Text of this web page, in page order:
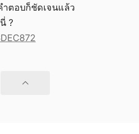
ำตอบก็ชัดเจนแล้ว
?